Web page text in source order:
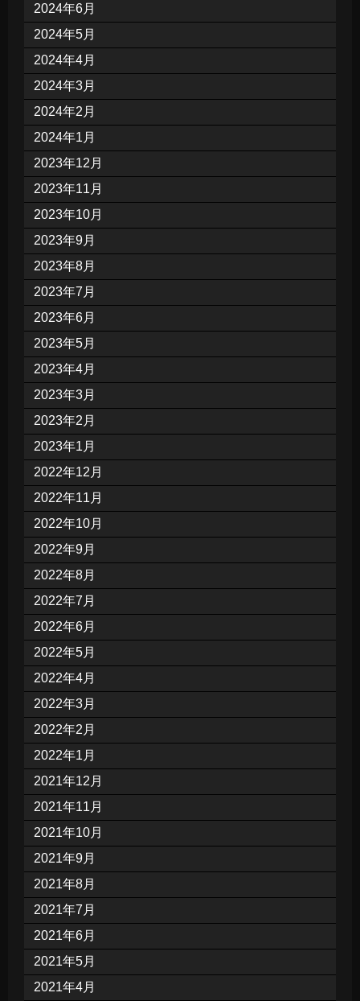
2024年6月
2024年5月
2024年4月
2024年3月
2024年2月
2024年1月
2023年12月
2023年11月
2023年10月
2023年9月
2023年8月
2023年7月
2023年6月
2023年5月
2023年4月
2023年3月
2023年2月
2023年1月
2022年12月
2022年11月
2022年10月
2022年9月
2022年8月
2022年7月
2022年6月
2022年5月
2022年4月
2022年3月
2022年2月
2022年1月
2021年12月
2021年11月
2021年10月
2021年9月
2021年8月
2021年7月
2021年6月
2021年5月
2021年4月